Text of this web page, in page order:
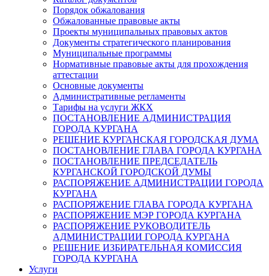
Порядок обжалования
Обжалованные правовые акты
Проекты муниципальных правовых актов
Документы стратегического планирования
Муниципальные программы
Нормативные правовые акты для прохождения
аттестации
Основные документы
Административные регламенты
Тарифы на услуги ЖКХ
ПОСТАНОВЛЕНИЕ АДМИНИСТРАЦИЯ
ГОРОДА КУРГАНА
РЕШЕНИЕ КУРГАНСКАЯ ГОРОДСКАЯ ДУМА
ПОСТАНОВЛЕНИЕ ГЛАВА ГОРОДА КУРГАНА
ПОСТАНОВЛЕНИЕ ПРЕДСЕДАТЕЛЬ
КУРГАНСКОЙ ГОРОДСКОЙ ДУМЫ
РАСПОРЯЖЕНИЕ АДМИНИСТРАЦИИ ГОРОДА
КУРГАНА
РАСПОРЯЖЕНИЕ ГЛАВА ГОРОДА КУРГАНА
РАСПОРЯЖЕНИЕ МЭР ГОРОДА КУРГАНА
РАСПОРЯЖЕНИЕ РУКОВОДИТЕЛЬ
АДМИНИСТРАЦИИ ГОРОДА КУРГАНА
РЕШЕНИЕ ИЗБИРАТЕЛЬНАЯ КОМИССИЯ
ГОРОДА КУРГАНА
Услуги